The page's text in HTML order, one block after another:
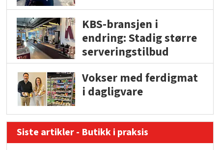
KBS-bransjen i
endring: Stadig større
serveringstilbud
Vokser med ferdigmat
i dagligvare
Siste artikler - Butikk i praksis